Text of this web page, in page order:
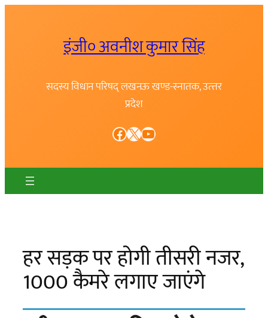
इंजी० अवनीश कुमार सिंह
सदस्य विधान परिषद् लखनऊ खण्ड-स्नातक, उत्त्तर
प्रदेश
Facebook X YouTube
हर सड़क पर होगी तीसरी नजर,
1000 कैमरे लगाए जाएंगे